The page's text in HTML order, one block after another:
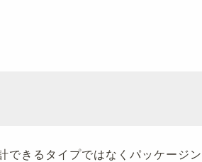
できるタイプではなくパッケージン